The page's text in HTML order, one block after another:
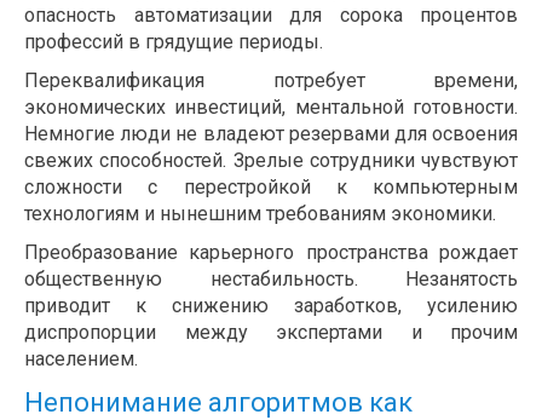
опасность автоматизации для сорока процентов
профессий в грядущие периоды.
Переквалификация потребует времени,
экономических инвестиций, ментальной готовности.
Немногие люди не владеют резервами для освоения
свежих способностей. Зрелые сотрудники чувствуют
сложности с перестройкой к компьютерным
технологиям и нынешним требованиям экономики.
Преобразование карьерного пространства рождает
общественную нестабильность. Незанятость
приводит к снижению заработков, усилению
диспропорции между экспертами и прочим
населением.
Непонимание алгоритмов как